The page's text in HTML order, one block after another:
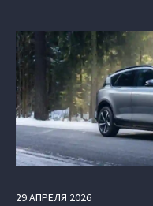
29АПРЕЛЯ 2026